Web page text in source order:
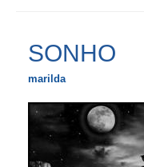
SONHO
marilda